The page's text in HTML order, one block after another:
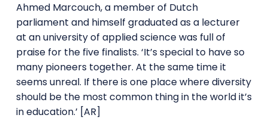
Ahmed Marcouch, a member of Dutch
parliament and himself graduated as a lecturer
at an university of applied science was full of
praise for the five finalists. ‘It’s special to have so
many pioneers together. At the same time it
seems unreal. If there is one place where diversity
should be the most common thing in the world it’s
in education.’ [AR]